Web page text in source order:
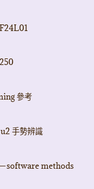
參考
手勢辨識
software methods